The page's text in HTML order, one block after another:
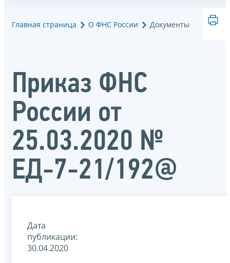
Главная страница О ФНС России Документы
Приказ ФНС
России от
25.03.2020 №
ЕД-7-21/192@
Дата
публикации:
30.04.2020